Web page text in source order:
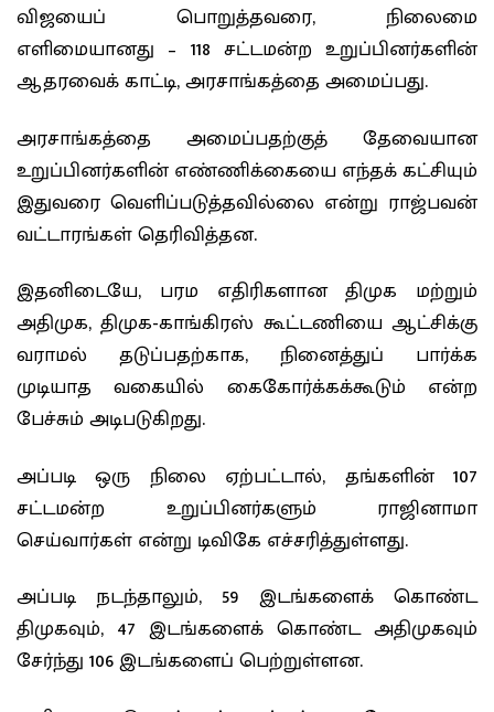
விஜயைப் பொறுத்தவரை, நிலைமை
எளிமையானது – 118 சட்டமன்ற உறுப்பினர்களின்
ஆதரவைக் காட்டி, அரசாங்கத்தை அமைப்பது.
அரசாங்கத்தை அமைப்பதற்குத் தேவையான
உறுப்பினர்களின் எண்ணிக்கையை எந்தக் கட்சியும்
இதுவரை வெளிப்படுத்தவில்லை என்று ராஜ்பவன்
வட்டாரங்கள் தெரிவித்தன.
இதனிடையே, பரம எதிரிகளான திமுக மற்றும்
அதிமுக, திமுக-காங்கிரஸ் கூட்டணியை ஆட்சிக்கு
வராமல் தடுப்பதற்காக, நினைத்துப் பார்க்க
முடியாத வகையில் கைகோர்க்கக்கூடும் என்ற
பேச்சும் அடிபடுகிறது.
அப்படி ஒரு நிலை ஏற்பட்டால், தங்களின் 107
சட்டமன்ற உறுப்பினர்களும் ராஜினாமா
செய்வார்கள் என்று டிவிகே எச்சரித்துள்ளது.
அப்படி நடந்தாலும், 59 இடங்களைக் கொண்ட
திமுகவும், 47 இடங்களைக் கொண்ட அதிமுகவும்
சேர்ந்து 106 இடங்களைப் பெற்றுள்ளன.